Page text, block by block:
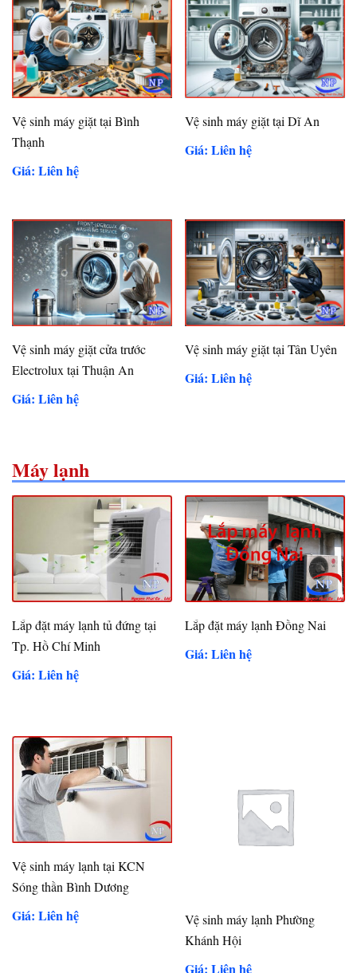
Vệ sinh máy giặt tại Bình
Thạnh
Giá: Liên hệ
Vệ sinh máy giặt tại Dĩ An
Giá: Liên hệ
Vệ sinh máy giặt cửa trước
Electrolux tại Thuận An
Giá: Liên hệ
Vệ sinh máy giặt tại Tân Uyên
Giá: Liên hệ
Máy lạnh
Lắp đặt máy lạnh tủ đứng tại
Tp. Hồ Chí Minh
Giá: Liên hệ
Lắp đặt máy lạnh Đồng Nai
Giá: Liên hệ
Vệ sinh máy lạnh tại KCN
Sóng thần Bình Dương
Giá: Liên hệ
Vệ sinh máy lạnh Phường
Khánh Hội
Giá: Liên hệ